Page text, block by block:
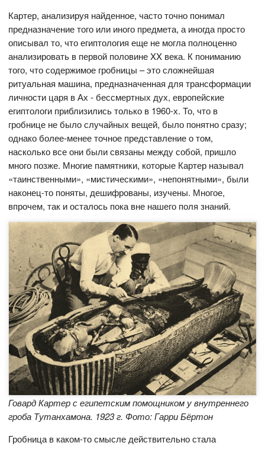
Картер, анализируя найденное, часто точно понимал
предназначение того или иного предмета, а иногда просто
описывал то, что египтология еще не могла полноценно
анализировать в первой половине XX века. К пониманию
того, что содержимое гробницы – это сложнейшая
ритуальная машина, предназначенная для трансформации
личности царя в Ах - бессмертных дух, европейские
египтологи приблизились только в 1960-х. То, что в
гробнице не было случайных вещей, было понятно сразу;
однако более-менее точное представление о том,
насколько все они были связаны между собой, пришло
много позже. Многие памятники, которые Картер называл
«таинственными», «мистическими», «непонятными», были
наконец-то поняты, дешифрованы, изучены. Многое,
впрочем, так и осталось пока вне нашего поля знаний.
Говард Картер с египетским помощником у внутреннего
гроба Тутанхамона. 1923 г. Фото: Гарри Бёртон
Гробница в каком-то смысле действительно стала